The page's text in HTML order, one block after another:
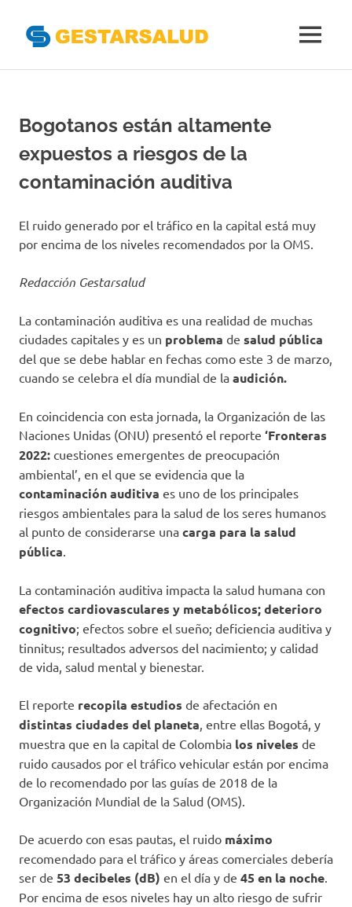
del
Aseguramiento
de
la
MENÚ
Bogotanos están altamente
expuestos a riesgos de la
contaminación auditiva
El ruido generado por el tráfico en la capital está muy
por encima de los niveles recomendados por la OMS.
Redacción Gestarsalud
La contaminación auditiva es una realidad de muchas
ciudades capitales y es un problema de salud pública
del que se debe hablar en fechas como este 3 de marzo,
cuando se celebra el día mundial de la audición.
En coincidencia con esta jornada, la Organización de las
Naciones Unidas (ONU) presentó el reporte ‘Fronteras
2022: cuestiones emergentes de preocupación
ambiental’, en el que se evidencia que la
contaminación auditiva es uno de los principales
riesgos ambientales para la salud de los seres humanos
al punto de considerarse una carga para la salud
pública.
La contaminación auditiva impacta la salud humana con
efectos cardiovasculares y metabólicos;deterioro
cognitivo; efectos sobre el sueño; deficiencia auditiva y
tinnitus; resultados adversos del nacimiento; y calidad
de vida, salud mental y bienestar.
El reporte recopila estudios de afectación en
distintas ciudades del planeta, entre ellas Bogotá, y
muestra que en la capital de Colombia los niveles de
ruido causados por el tráfico vehicular están por encima
de lo recomendado por las guías de 2018 de la
Organización Mundial de la Salud (OMS).
De acuerdo con esas pautas, el ruido máximo
recomendado para el tráfico y áreas comerciales debería
ser de 53 decibeles (dB) en el día y de 45 en la noche.
Por encima de esos niveles hay un alto riesgo de sufrir